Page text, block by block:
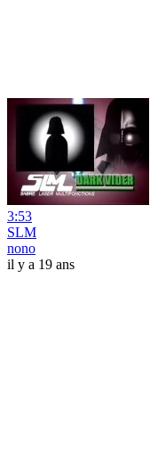
3:53
SLM
nono
il y a 19 ans